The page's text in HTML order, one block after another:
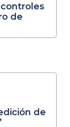
de
de